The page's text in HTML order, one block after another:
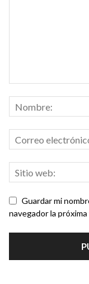
Guardar mi
navegador la